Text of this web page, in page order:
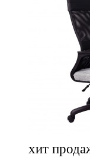
хит